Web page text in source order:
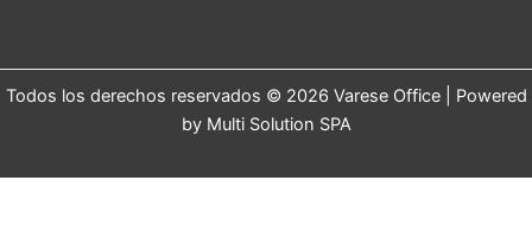
Todos los derechos reservados © 2026 Varese Office | Powered
by Multi Solution SPA